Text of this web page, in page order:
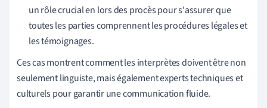
un rôle crucial en lors des procès pour s'assurer que
toutes les parties comprennent les procédures légales et
les témoignages.
Ces cas montrent comment les interprètes doivent être non
seulement linguiste, mais également experts techniques et
culturels pour garantir une communication fluide.